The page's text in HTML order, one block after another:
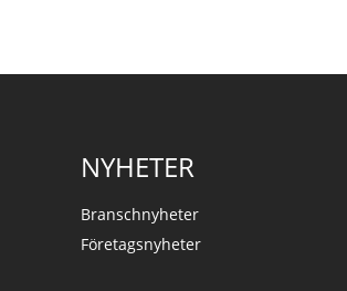
NYHETER
Branschnyheter
Företagsnyheter